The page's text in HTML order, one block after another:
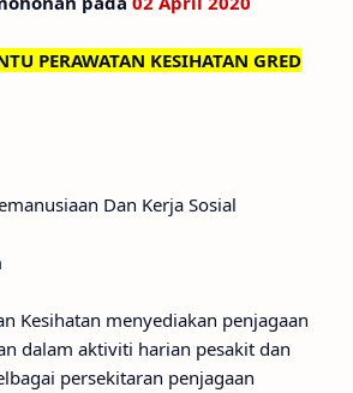
PERAWATAN KESIHATAN GRED
Dan Kerja Sosial
Kesihatan menyediakan penjagaan
dalam aktiviti harian pesakit dan
persekitaran penjagaan